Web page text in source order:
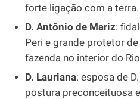
forte ligação com a terra.
D. Antônio de Mariz:
Peri e grande protetor
fazenda no interior do
D. Lauriana: esposa de
postura preconceituosa